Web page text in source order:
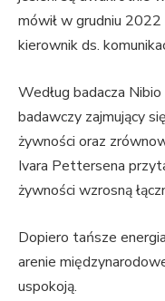
mówił w grudniu
kierownik ds.
Według badacza
badawczy zajmujący
żywności oraz
Ivara Pettersena
żywności wzrosną
Dopiero tańsze
arenie
uspokoją.